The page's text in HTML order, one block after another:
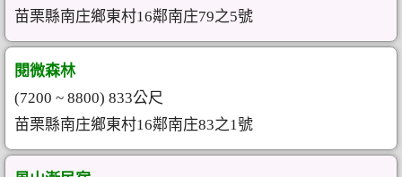
苗栗縣南庄鄉東村16鄰南庄79之5號
閱微森林
(7200 ~ 8800) 833公尺
苗栗縣南庄鄉東村16鄰南庄83之1號